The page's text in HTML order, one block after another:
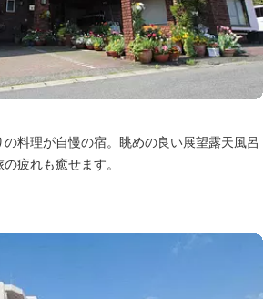
料理が自慢の宿。眺めの良い展望露天風呂
疲れも癒せます。